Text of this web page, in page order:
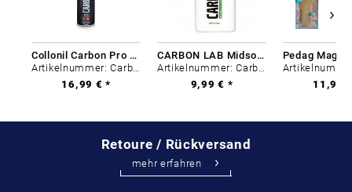
Collonil Carbon Pro 400 ml
Artikelnummer: Carbon-0
16,99 € *
CARBON LAB Midsole Cleaner
Artikelnummer: Carbon-0
9,99 € *
11,99
Retoure / Rückversand
mehr erfahren